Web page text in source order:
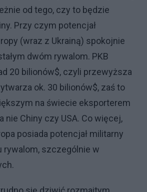
od tego, czy to będzie
Przy czym potencjał
(wraz z Ukrainą) spokojnie
dwóm rywalom. PKB
20 bilionów$, czyli przewyższa
ok. 30 bilionów$, zaś to
na świecie eksporterem
nie Chiny czy USA. Co więcej,
posiada potencjał militarny
rywalom, szczególnie w